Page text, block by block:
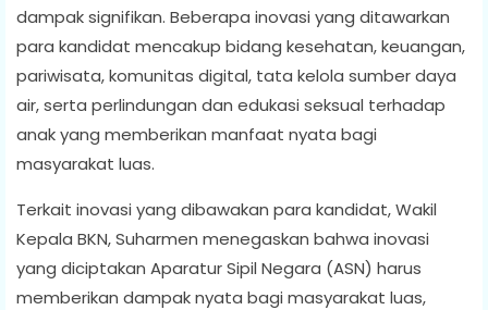
dampak signifikan. Beberapa inovasi yang ditawarkan
para kandidat mencakup bidang kesehatan, keuangan,
pariwisata, komunitas digital, tata kelola sumber daya
air, serta perlindungan dan edukasi seksual terhadap
anak yang memberikan manfaat nyata bagi
masyarakat luas.
Terkait inovasi yang dibawakan para kandidat, Wakil
Kepala BKN, Suharmen menegaskan bahwa inovasi
yang diciptakan Aparatur Sipil Negara (ASN) harus
memberikan dampak nyata bagi masyarakat luas,